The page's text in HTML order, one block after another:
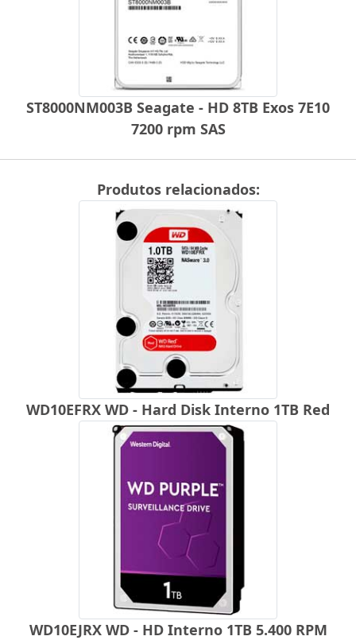
ST8000NM003B Seagate - HD 8TB Exos 7E10
7200 rpm SAS
Produtos relacionados:
WD10EFRX WD - Hard Disk Interno 1TB Red
WD10EJRX WD - HD Interno 1TB 5.400 RPM